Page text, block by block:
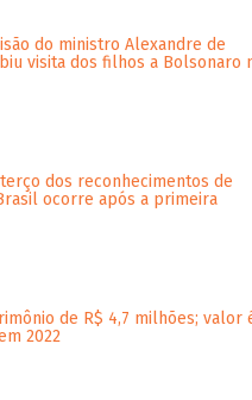
do ministro Alexandre de
visita dos filhos a Bolsonaro
terço dos reconhecimentos de
ocorre após a primeira
de R$ 4,7 milhões; valor
2022